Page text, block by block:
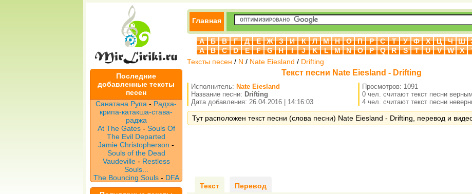
Последние
добавленные тексты
песен
Санатана Рупа - Радха-
крипа-катакша-става-
раджа
At The Gates- Souls Of
The Evil Departed
Jamie Christopherson -
Souls of the Dead
Vaudeville - Restless
Souls...
The Bouncing Souls- DFA
Главная
А Б В Г Д Е Ж З И К Л М Н О П Р С Т У Ф Х Ц Ч Ш
A
B C D E F G H I J K L M N O P Q R S T U V W X
Тексты песен / N / Nate Eiesland / Drifting
Текст песни Nate Eiesland - Drifting
Исполнитель: Nate Eiesland
Название песни: Drifting
Дата добавления: 26.04.2016 | 14:16:03
Просмотров: 1091
0 чел. считают текст песни верным
4 чел. считают текст песни
Тут расположен текст песни (слова песни) Nate Eiesland - Drifting, перевод и
Текст Перевод